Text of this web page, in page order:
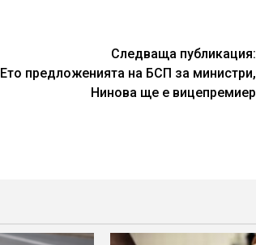
Следваща публикация:
Ето предложенията на БСП за министри,
Нинова ще е вицепремиер